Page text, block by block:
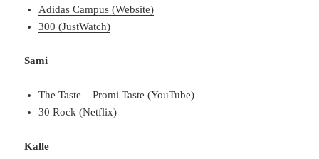
Adidas Campus (Website)
300 (JustWatch)
Sami
The Taste – Promi Taste (YouTube)
30 Rock (Netflix)
Kalle